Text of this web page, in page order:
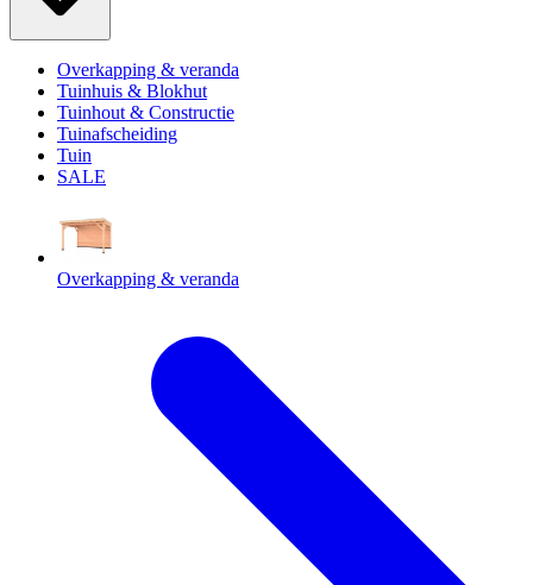
Overkapping & veranda
Tuinhuis & Blokhut
Tuinhout & Constructie
Tuinafscheiding
Tuin
SALE
Overkapping & veranda